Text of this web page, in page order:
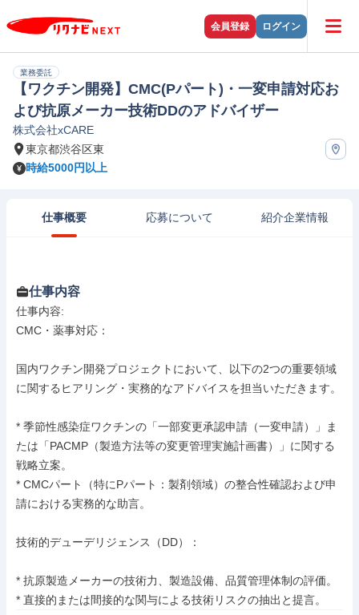
会員登録 ログイン
業務委託
【ワクチン開発】CMC(Pパート)・一変申請対応お
よび抗原メーカー技術DDのアドバイザー
株式会社xCARE
東京都渋谷区東
時給5000円以上
仕事概要 応募について 紹介企業情報
仕事内容
仕事内容:
CMC・薬事対応：
国内ワクチン開発プロジェクトにおいて、以下の2つの重要領域
に関するヒアリング・実務的なアドバイスを担当いただきます。
* 季節性感染症ワクチンの「一部変更承認申請（一変申請）」ま
たは「PACMP（製造方法等の変更管理実施計画書）」に関する
戦略立案。
* CMCパート（特にPパート：製剤領域）の整合性確認および申
請における実務的な助言。
技術的デューデリジェンス（DD）：
* 抗原製造メーカーの技術力、製造設備、品質管理体制の評価。
* 直接的または間接的な関与による技術リスクの抽出と提言。